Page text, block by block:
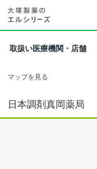
取扱い医療機関・店舗
マップを見る
日本調剤真岡薬局